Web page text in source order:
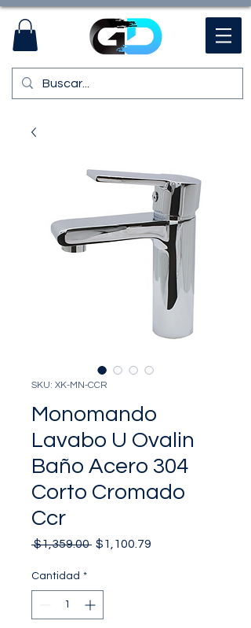
SKU: XK-MN-CCR
Monomando
Lavabo U Ovalin
Baño Acero 304
Corto Cromado
Ccr
$1,359.00 Precio
$1,100.79
Cantidad *